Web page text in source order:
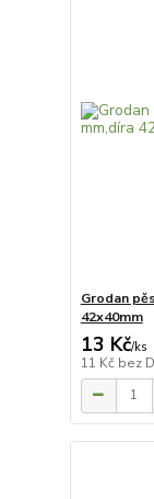
Grodan
42x40mm
13 Kč/ks
11 Kč bez